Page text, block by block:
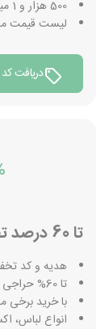
500 هزار و 1 میلیون برای سبدهای بالای 2 و 4 میلیون
لیست قیمت
دریافت
تا 60 درصد تخفیف جشنواره روز پدر بانی مد
هدیه و کد
تا 60% حراجی روی محصولات مردانه و پسرانه اعمال شده
با خرید برخی
انواع